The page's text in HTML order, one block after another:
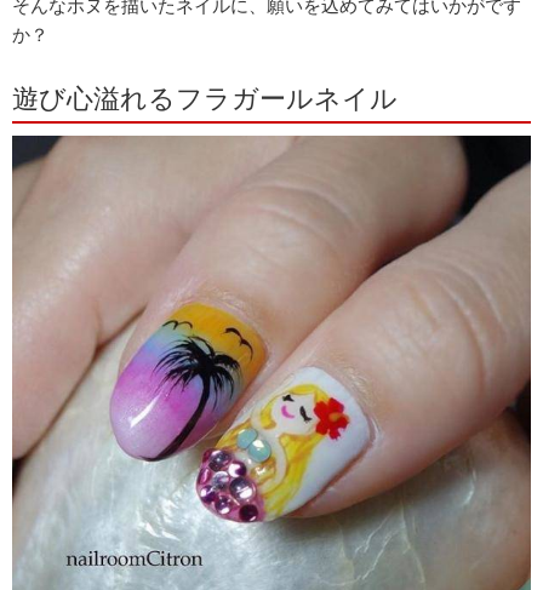
か？
遊び心溢れるフラガールネイル